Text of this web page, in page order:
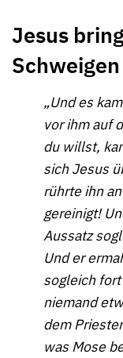
Jesus
Schweigen
„Und es
vor ihm auf
du willst,
sich Jesus
rührte ihn
gereinigt!
Aussatz
Und er
sogleich fort
niemand
dem
was Mose